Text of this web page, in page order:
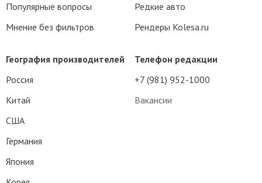
Телефон редакции
+7 (981) 952-1000
Вакансии
Популярные вопросы
Мнение без фильтров
Редкие авто
Рендеры Kolesa.ru
География производителей
Россия
Китай
США
Германия
Япония